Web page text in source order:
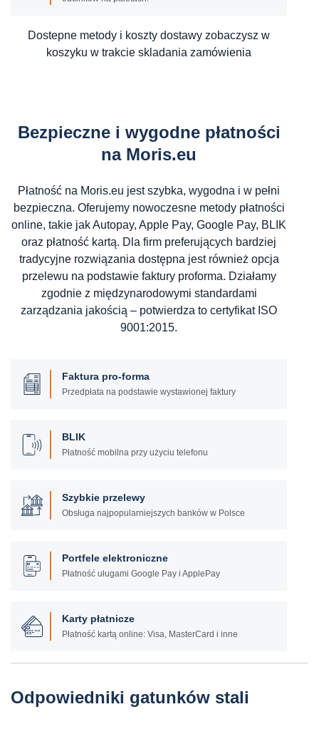
Dostepne metody i koszty dostawy zobaczysz w
koszyku w trakcie skladania zamówienia
Bezpieczne i wygodne płatności
na Moris.eu
Płatność na Moris.eu jest szybka, wygodna i w pełni
bezpieczna. Oferujemy nowoczesne metody płatności
online, takie jak Autopay, Apple Pay, Google Pay, BLIK
oraz płatność kartą. Dla firm preferujących bardziej
tradycyjne rozwiązania dostępna jest również opcja
przelewu na podstawie faktury proforma. Działamy
zgodnie z międzynarodowymi standardami
zarządzania jakością – potwierdza to certyfikat ISO
9001:2015.
Faktura pro-forma
Przedpłata na podstawie wystawionej faktury
BLIK
Płatność mobilna przy użyciu telefonu
Szybkie przelewy
Obsługa najpopularniejszych banków w Polsce
Portfele elektroniczne
Płatność uługami Google Pay i ApplePay
Karty płatnicze
Płatność kartą online: Visa, MasterCard i inne
Odpowiedniki gatunków stali